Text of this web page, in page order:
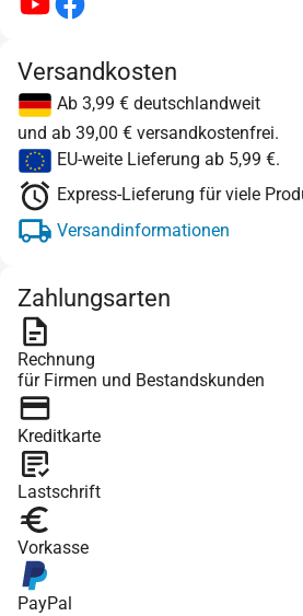
Versandkosten
Ab 3,99 € deutschlandweit
und ab 39,00 € versandkostenfrei.
EU-weite Lieferung ab 5,99 €.
Express-Lieferung für viele
Versandinformationen
Zahlungsarten
Rechnung
für Firmen und Bestandskunden
Kreditkarte
Lastschrift
Vorkasse
PayPal